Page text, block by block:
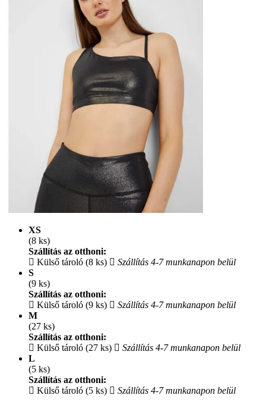
XS
(8 ks)
Szállítás az otthoni:
Külső tároló (8 ks)
Szállítás 4-7 munkanapon belül
S
(9 ks)
Szállítás az otthoni:
Külső tároló (9 ks)
Szállítás 4-7 munkanapon belül
M
(27 ks)
Szállítás az otthoni:
Külső tároló (27 ks)
Szállítás 4-7 munkanapon belül
L
(5 ks)
Szállítás az otthoni:
Külső tároló (5 ks)
Szállítás 4-7 munkanapon belül